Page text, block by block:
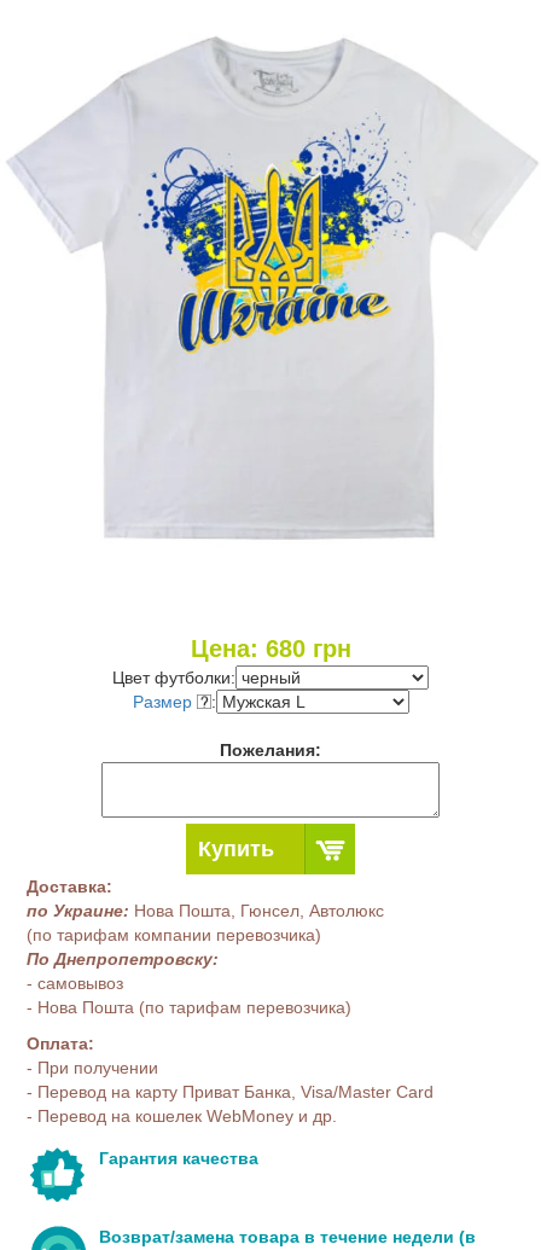
Цена: 680грн
Цвет футболки:
Размер
:
Пожелания:
Купить
Доставка:
по Украине: Нова Пошта, Гюнсел, Автолюкс
(по тарифам компании перевозчика)
По Днепропетровску:
- самовывоз
- Нова Пошта (по тарифам перевозчика)
Оплата:
- При получении
- Перевод на карту Приват Банка, Visa/Master Card
- Перевод на кошелек WebMoney и др.
Гарантия качества
Возврат/замена товара в течение недели (в